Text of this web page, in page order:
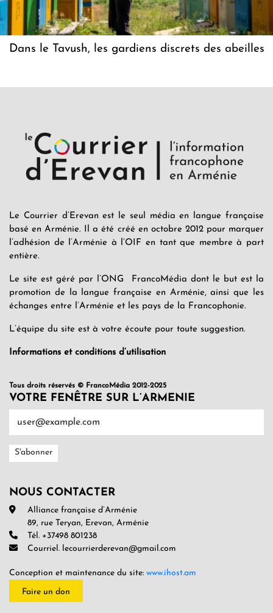
Dans le Tavush, les gardiens discrets des abeilles
Le Courrier d’Erevan est le seul média en langue française
basé en Arménie. Il a été créé en octobre 2012 pour marquer
l’adhésion de l’Arménie à l’OIF en tant que membre à part
entière.
Le site est géré par l’ONG FrancoMédia dont le but est la
promotion de la langue française en Arménie, ainsi que les
échanges entre l’Arménie et les pays de la Francophonie.
L’équipe du site est à votre écoute pour toute suggestion.
Informations et conditions d’utilisation
Tous droits réservés © FrancoMédia 2012-2025
VOTRE FENÊTRE SUR L’ARMENIE
NOUS CONTACTER
Alliance française d’Arménie
89, rue Teryan, Erevan, Arménie
Tél. +37498 801238
Courriel. lecourrierderevan@gmail.com
Conception et maintenance du site: www.ihost.am
Faire un don